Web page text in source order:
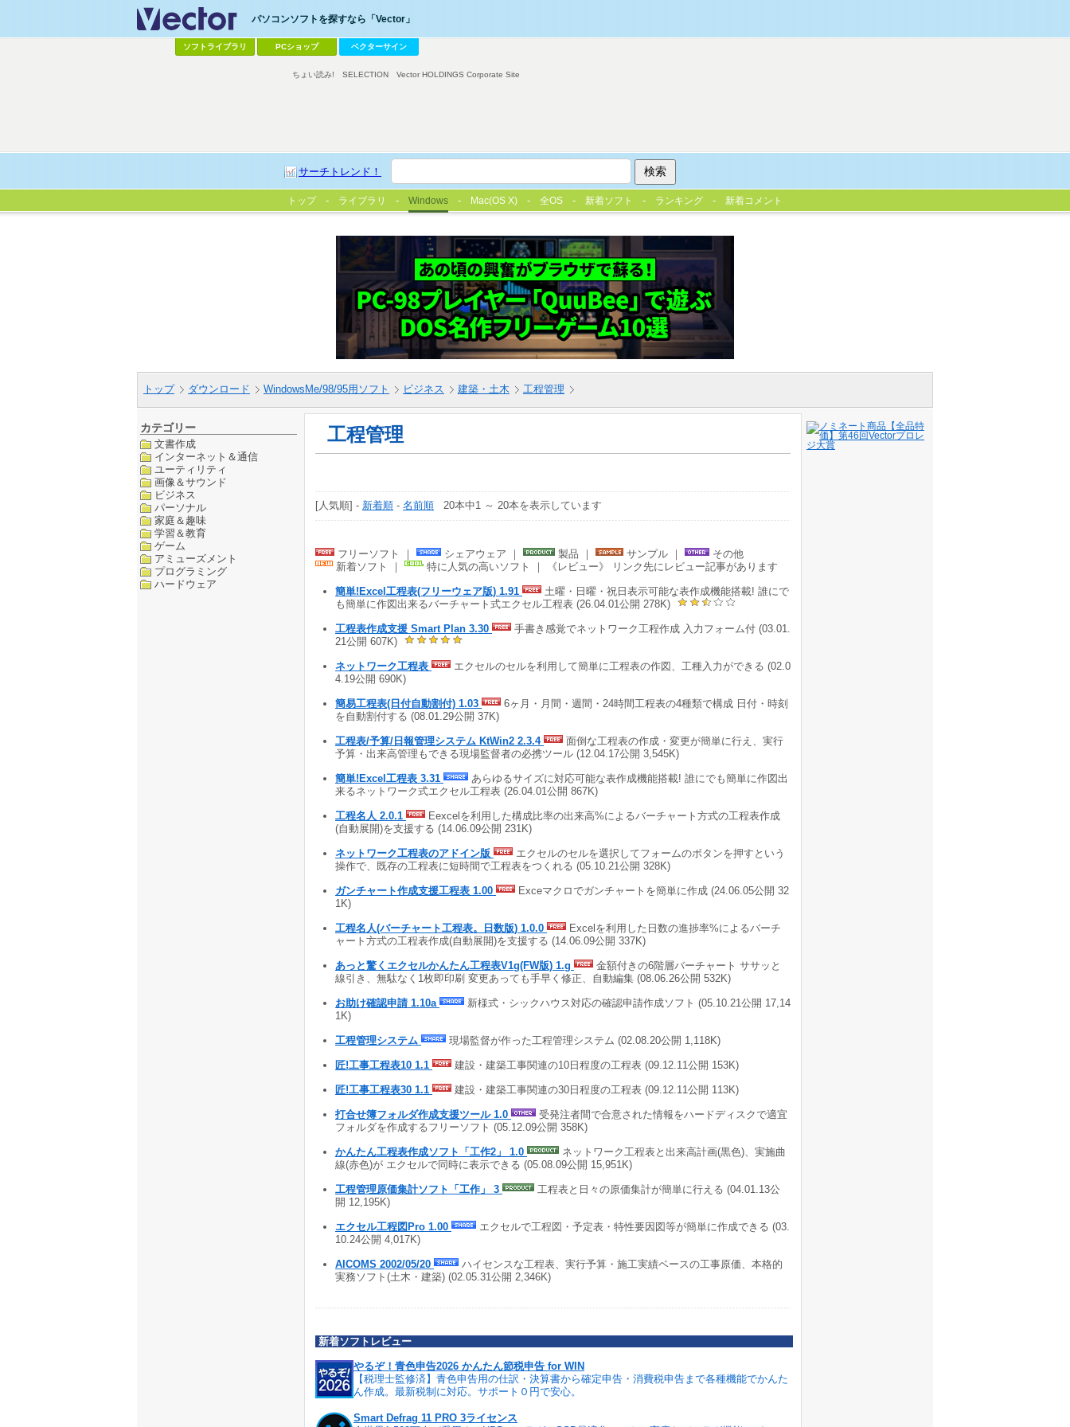
パソコンソフトを探すなら「Vector」
ソフトライブラリ PCショップ ベクターサイン
サーチトレンド！
ちょい読み! SELECTION Vector HOLDINGS Corporate Site
トップ ライブラリ Windows Mac(OS X) 全OS 新着ソフト ランキング 新着コメント
トップ ダウンロード WindowsMe/98/95用ソフト ビジネス 建築・土木 工程管理
カテゴリー
文書作成
インターネット＆通信
ユーティリティ
画像＆サウンド
ビジネス
パーソナル
家庭＆趣味
学習＆教育
ゲーム
アミューズメント
プログラミング
ハードウェア
工程管理
[人気順] - 新着順 - 名前順 20本中1 ～ 20本を表示しています
フリーソフト ｜ シェアウェア ｜ 製品 ｜ サンプル ｜
その他
新着ソフト ｜
特に人気の高いソフト ｜ 《レビュー》 リンク先にレビュー記事があります
簡単!Excel工程表(フリーウェア版) 1.91
土曜・日曜・祝日表示可能な表作成機能搭載! 誰にで
も簡単に作図出来るバーチャート式エクセル工程表 (26.04.01公開 278K)
工程表作成支援 Smart Plan 3.30
手書き感覚でネットワーク工程作成 入力フォーム付 (03.01.
21公開 607K)
ネットワーク工程表
エクセルのセルを利用して簡単に工程表の作図、工種入力ができる (02.0
4.19公開 690K)
簡易工程表(日付自動割付) 1.03
6ヶ月・月間・週間・24時間工程表の4種類で構成 日付・時刻
を自動割付する (08.01.29公開 37K)
工程表/予算/日報管理システム KtWin2 2.3.4
面倒な工程表の作成・変更が簡単に行え、実行
予算・出来高管理もできる現場監督者の必携ツール (12.04.17公開 3,545K)
簡単!Excel工程表 3.31
あらゆるサイズに対応可能な表作成機能搭載! 誰にでも簡単に作図出
来るネットワーク式エクセル工程表 (26.04.01公開 867K)
工程名人 2.0.1
Eexcelを利用した構成比率の出来高%によるバーチャート方式の工程表作成
(自動展開)を支援する (14.06.09公開 231K)
ネットワーク工程表のアドイン版
エクセルのセルを選択してフォームのボタンを押すという
操作で、既存の工程表に短時間で工程表をつくれる (05.10.21公開 328K)
ガンチャート作成支援工程表 1.00
Exceマクロでガンチャートを簡単に作成 (24.06.05公開 32
1K)
工程名人(バーチャート工程表。日数版) 1.0.0
Excelを利用した日数の進捗率%によるバーチ
ャート方式の工程表作成(自動展開)を支援する (14.06.09公開 337K)
あっと驚くエクセルかんたん工程表V1g(FW版) 1.g
金額付きの6階層バーチャート ササッと
線引き、無駄なく1枚即印刷 変更あっても手早く修正、自動編集 (08.06.26公開 532K)
お助け確認申請 1.10a
新様式・シックハウス対応の確認申請作成ソフト (05.10.21公開 17,14
1K)
工程管理システム 現場監督が作った工程管理システム (02.08.20公開 1,118K)
匠!工事工程表10 1.1 建設・建築工事関連の10日程度の工程表 (09.12.11公開 153K)
匠!工事工程表30 1.1 建設・建築工事関連の30日程度の工程表 (09.12.11公開 113K)
打合せ簿フォルダ作成支援ツール 1.0
受発注者間で合意された情報をハードディスクで適宜
フォルダを作成するフリーソフト (05.12.09公開 358K)
かんたん工程表作成ソフト「工作2」 1.0
ネットワーク工程表と出来高計画(黒色)、実施曲
線(赤色)が エクセルで同時に表示できる (05.08.09公開 15,951K)
工程管理原価集計ソフト「工作」 3
工程表と日々の原価集計が簡単に行える (04.01.13公
開 12,195K)
エクセル工程図Pro 1.00
エクセルで工程図・予定表・特性要因図等が簡単に作成できる (03.
10.24公開 4,017K)
AICOMS 2002/05/20
ハイセンスな工程表、実行予算・施工実績ベースの工事原価、本格的
実務ソフト(土木・建築) (02.05.31公開 2,346K)
新着ソフトレビュー
やるぞ！青色申告2026 かんたん節税申告 for WIN
【税理士監修済】青色申告用の仕訳・決算書から確定申告・消費税申告まで各種機能でかんた
ん作成。最新税制に対応。サポート０円で安心。
Smart Defrag 11 PRO 3ライセンス